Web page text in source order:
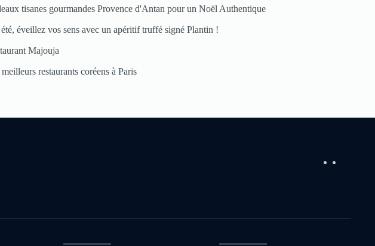
tisanes gourmandes Provence d'Antan pour un Noël Authentique
éveillez vos sens avec un apéritif truffé signé Plantin !
Majouja
restaurants coréens à Paris